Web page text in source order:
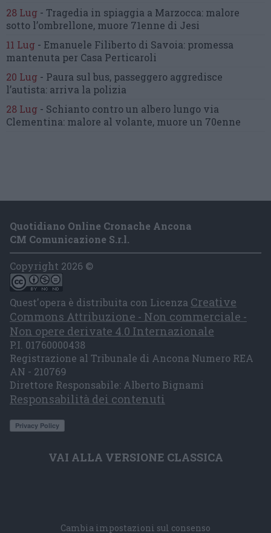
28 Lug - Tragedia in spiaggia a Marzocca: malore
sotto l’ombrellone, muore 71enne di Jesi
11 Lug - Emanuele Filiberto di Savoia: promessa
mantenuta per Casa Perticaroli
20 Lug - Paura sul bus, passeggero aggredisce
l’autista: arriva la polizia
28 Lug - Schianto contro un albero lungo via
Clementina: malore al volante, muore un 70enne
Quotidiano Online Cronache Ancona
CM Comunicazione S.r.l.
Copyright 2026 ©
Quest'opera è distribuita con Licenza Creative
Commons Attribuzione - Non commerciale -
Non opere derivate 4.0 Internazionale
P.I. 01760000438
Registrazione al Tribunale di Ancona Numero REA
AN - 210769
Direttore Responsabile: Alberto Bignami
Responsabilità dei contenuti
VAI ALLA VERSIONE CLASSICA
Cambia impostazioni sul consenso